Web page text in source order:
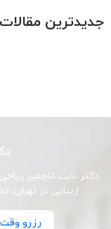
جدیدترین مقالات
دکتر نابت تاجمیر
زیبایی در
رزرو